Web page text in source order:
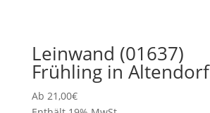
Leinwand (01637)
Frühling in Altendorf
Ab 21,00€